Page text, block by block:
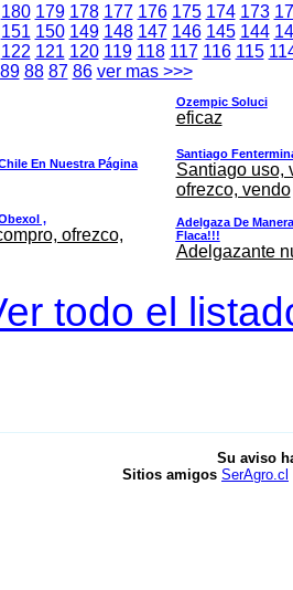
180 179 178 177 176 175 174 173
151 150 149 148 147 146 145 144
122 121 120 119 118 117 116 115
89 88 87 86 ver mas >>>
Ozempic Soluci
eficaz
En Nuestra Página
Santiago
Santiago uso,
ofrezco, vendo
,
ofrezco,
Adelgaza De
Flaca!!!
Adelgazante
todo el
Su aviso
Sitios amigos SerAgro.cl